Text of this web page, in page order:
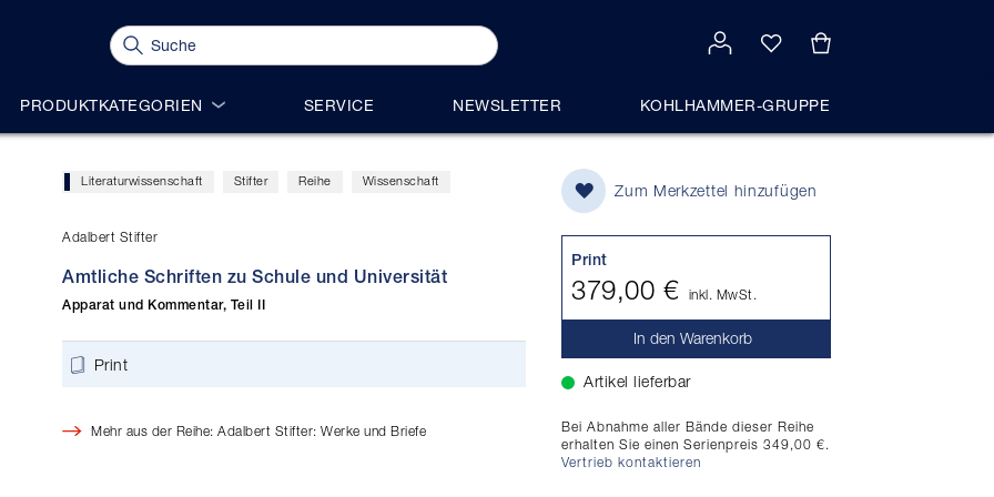
PRODUKTKATEGORIEN SERVICE NEWSLETTER KOHLHAMMER-GRUPPE
Literaturwissenschaft Stifter Reihe Wissenschaft
Adalbert Stifter
Amtliche Schriften zu Schule und Universität
Apparat und Kommentar, Teil II
Print
Mehr aus der Reihe: Adalbert Stifter: Werke und Briefe
Zum Merkzettel hinzufügen
Print
379,00 € inkl. MwSt.
In den Warenkorb
Artikel lieferbar
Bei Abnahme aller Bände dieser Reihe
erhalten Sie einen Serienpreis 349,00 €.
Vertrieb kontaktieren